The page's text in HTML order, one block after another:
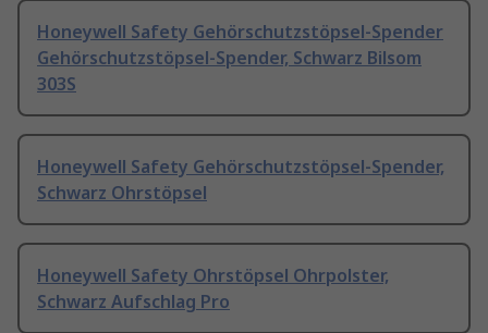
Honeywell Safety Gehörschutzstöpsel-Spender
Gehörschutzstöpsel-Spender, Schwarz Bilsom
303S
Honeywell Safety Gehörschutzstöpsel-Spender,
Schwarz Ohrstöpsel
Honeywell Safety Ohrstöpsel Ohrpolster,
Schwarz Aufschlag Pro